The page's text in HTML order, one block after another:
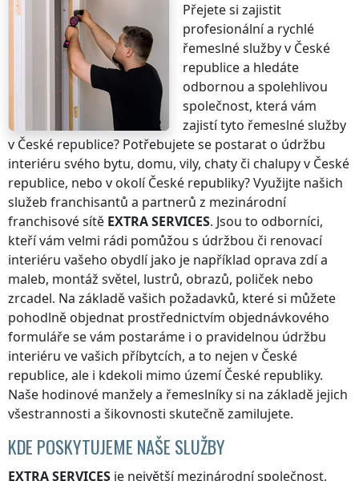
Přejete si zajistit
profesionální a rychlé
řemeslné službyv České
republicea hledáte
odbornou a spolehlivou
společnost, která vám
zajistí tyto řemeslné služby
v České republice? Potřebujete se postarat o údržbu
interiéru svého bytu, domu, vily, chaty či chalupyv České
republice, nebo v okolíČeské republiky? Využijte našich
služeb franchisantů a partnerů z mezinárodní
franchisové sítě EXTRA SERVICES. Jsou to odborníci,
kteří vám velmi rádi pomůžou s údržbou či renovací
interiéru vašeho obydlí jako je například oprava zdí a
maleb, montáž světel, lustrů, obrazů, poliček nebo
zrcadel. Na základě vašich požadavků, které si můžete
pohodlně objednat prostřednictvím objednávkového
formuláře se vám postaráme i o pravidelnou údržbu
interiéru ve vašich příbytcích, a to nejen v České
republice, ale i kdekoli mimo území České republiky.
Naše hodinové manžely a řemeslníky si na základě jejich
všestrannosti a šikovnosti skutečně zamilujete.
KDE POSKYTUJEME NAŠE SLUŽBY
EXTRA SERVICES je největší mezinárodní společnost,